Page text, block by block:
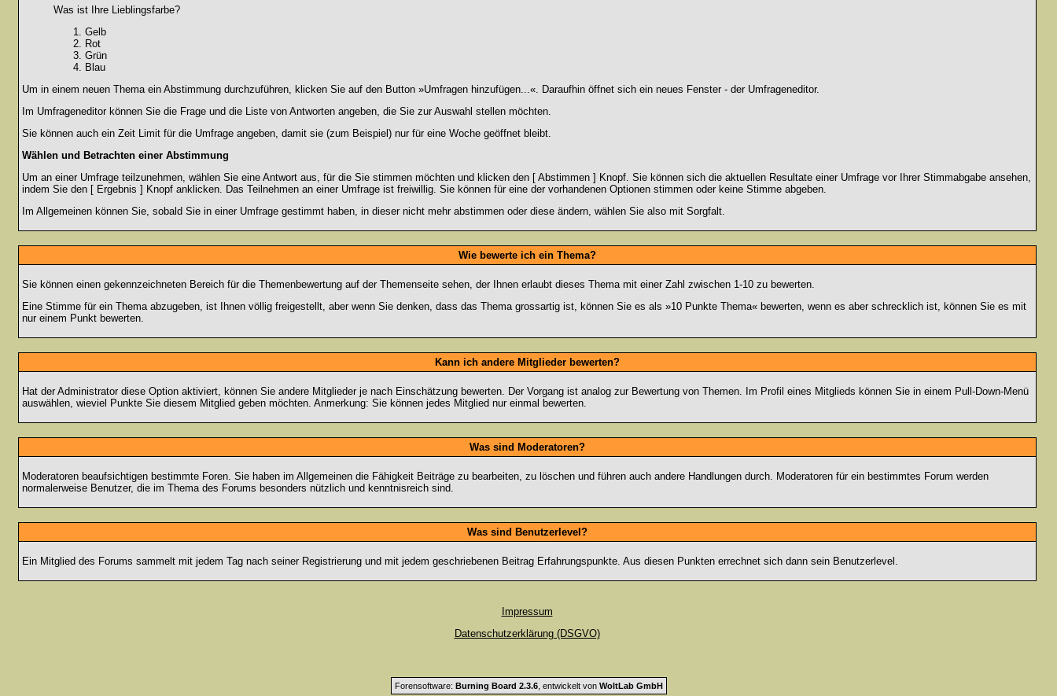
Was ist Ihre Lieblingsfarbe?
Gelb
Rot
Grün
Blau
Um in einem neuen Thema ein Abstimmung durchzuführen, klicken Sie auf den Button »Umfragen hinzufügen...«. Daraufhin öffnet sich ein neues Fenster - der Umfrageneditor.
Im Umfrageneditor können Sie die Frage und die Liste von Antworten angeben, die Sie zur Auswahl stellen möchten.
Sie können auch ein Zeit Limit für die Umfrage angeben, damit sie (zum Beispiel) nur für eine Woche geöffnet bleibt.
Wählen und Betrachten einer Abstimmung
Um an einer Umfrage teilzunehmen, wählen Sie eine Antwort aus, für die Sie stimmen möchten und klicken den [ Abstimmen ] Knopf. Sie können sich die aktuellen Resultate einer Umfrage vor Ihrer Stimmabgabe ansehen,
indem Sie den [ Ergebnis ] Knopf anklicken. Das Teilnehmen an einer Umfrage ist freiwillig. Sie können für eine der vorhandenen Optionen stimmen oder keine Stimme abgeben.
Im Allgemeinen können Sie, sobald Sie in einer Umfrage gestimmt haben, in dieser nicht mehr abstimmen oder diese ändern, wählen Sie also mit Sorgfalt.
Wie bewerte ich ein Thema?
Sie können einen gekennzeichneten Bereich für die Themenbewertung auf der Themenseite sehen, der Ihnen erlaubt dieses Thema mit einer Zahl zwischen 1-10 zu bewerten.
Eine Stimme für ein Thema abzugeben, ist Ihnen völlig freigestellt, aber wenn Sie denken, dass das Thema grossartig ist, können Sie es als »10 Punkte Thema« bewerten, wenn es aber schrecklich ist, können Sie es mit
nur einem Punkt bewerten.
Kann ich andere Mitglieder bewerten?
Hat der Administrator diese Option aktiviert, können Sie andere Mitglieder je nach Einschätzung bewerten. Der Vorgang ist analog zur Bewertung von Themen. Im Profil eines Mitglieds können Sie in einem Pull-Down-Menü
auswählen, wieviel Punkte Sie diesem Mitglied geben möchten. Anmerkung: Sie können jedes Mitglied nur einmal bewerten.
Was sind Moderatoren?
Moderatoren beaufsichtigen bestimmte Foren. Sie haben im Allgemeinen die Fähigkeit Beiträge zu bearbeiten, zu löschen und führen auch andere Handlungen durch. Moderatoren für ein bestimmtes Forum werden
normalerweise Benutzer, die im Thema des Forums besonders nützlich und kenntnisreich sind.
Was sind Benutzerlevel?
Ein Mitglied des Forums sammelt mit jedem Tag nach seiner Registrierung und mit jedem geschriebenen Beitrag Erfahrungspunkte. Aus diesen Punkten errechnet sich dann sein Benutzerlevel.
Impressum
Datenschutzerklärung (DSGVO)
Forensoftware: Burning Board 2.3.6, entwickelt von WoltLab GmbH